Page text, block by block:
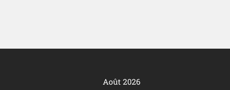
Août 2026